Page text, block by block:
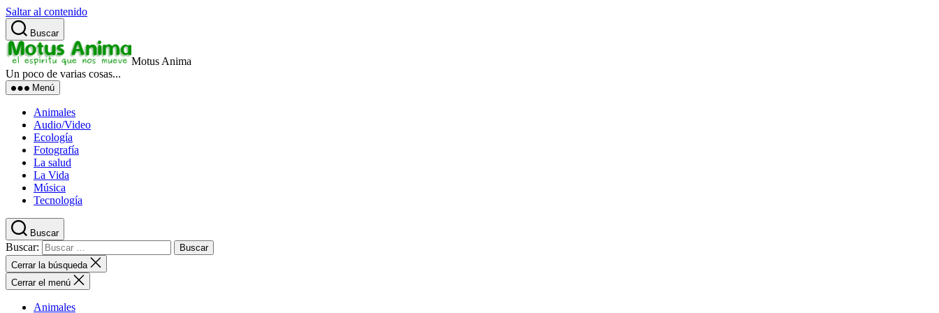
Saltar al contenido
Buscar
Motus Anima
Un poco de varias cosas...
Menú
Animales
Audio/Video
Ecología
Fotografía
La salud
La Vida
Música
Tecnología
Buscar
Buscar:
Cerrar la búsqueda
Cerrar el menú
Animales